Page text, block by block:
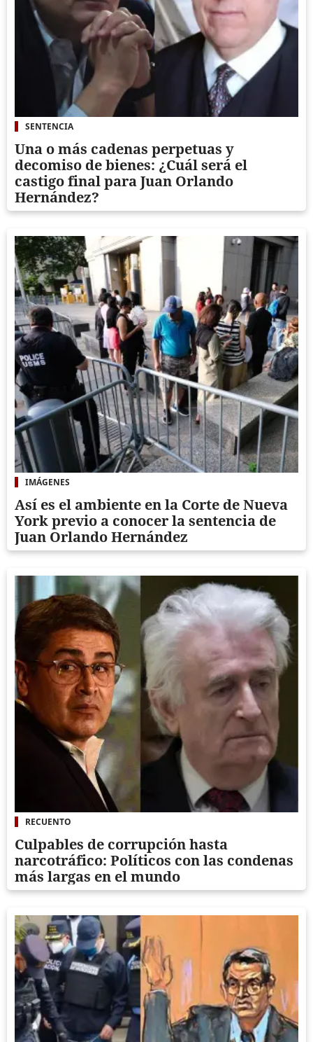
SENTENCIA
Una o más cadenas perpetuas y
decomiso de bienes: ¿Cuál será el
castigo final para Juan Orlando
Hernández?
IMÁGENES
Así es el ambiente en la Corte de Nueva
York previo a conocer la sentencia de
Juan Orlando Hernández
RECUENTO
Culpables de corrupción hasta
narcotráfico: Políticos con las condenas
más largas en el mundo